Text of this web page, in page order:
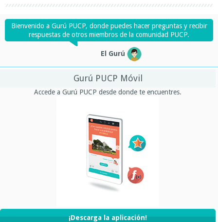
Bienvenido a Gurú PUCP, donde puedes hacer preguntas y recibir
respuestas de otros miembros de la comunidad PUCP.
El Gurú
Gurú PUCP Móvil
Accede a Gurú PUCP desde donde te encuentres.
¡Descarga la aplicación!